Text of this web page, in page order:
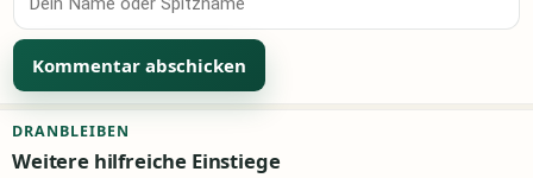
DRANBLEIBEN
Weitere hilfreiche Einstiege